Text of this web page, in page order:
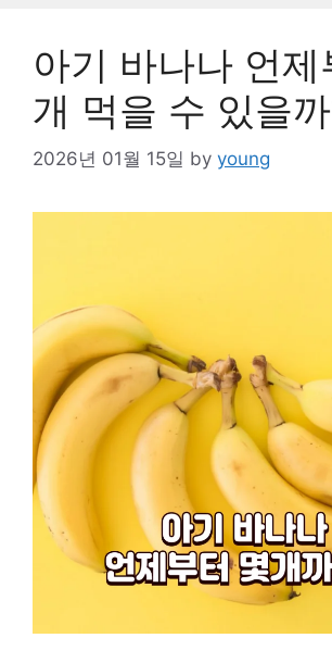
아기 바나나 언제
개 먹을 수 있을
2026년 01월 15일 by young